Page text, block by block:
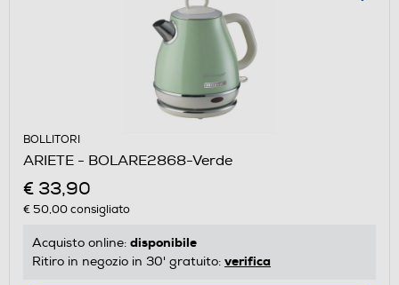
BOLLITORI
ARIETE - BOLARE2868-Verde
€ 33,90
€ 50,00consigliato
Acquisto online: disponibile
Ritiro in negozio in 30' gratuito: verifica